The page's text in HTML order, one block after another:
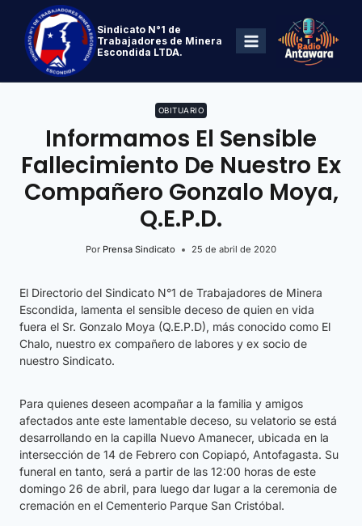
Sindicato N°1 de
Trabajadores de Minera
Escondida LTDA.
OBITUARIO
Informamos El Sensible
Fallecimiento De Nuestro Ex
Compañero Gonzalo Moya,
Q.E.P.D.
Por Prensa Sindicato 25 de abril de 2020
El Directorio del Sindicato N°1 de Trabajadores de Minera
Escondida, lamenta el sensible deceso de quien en vida
fuera el Sr. Gonzalo Moya (Q.E.P.D), más conocido como El
Chalo, nuestro ex compañero de labores y ex socio de
nuestro Sindicato.
Para quienes deseen acompañar a la familia y amigos
afectados ante este lamentable deceso, su velatorio se está
desarrollando en la capilla Nuevo Amanecer, ubicada en la
intersección de 14 de Febrero con Copiapó, Antofagasta. Su
funeral en tanto, será a partir de las 12:00 horas de este
domingo 26 de abril, para luego dar lugar a la ceremonia de
cremación en el Cementerio Parque San Cristóbal.